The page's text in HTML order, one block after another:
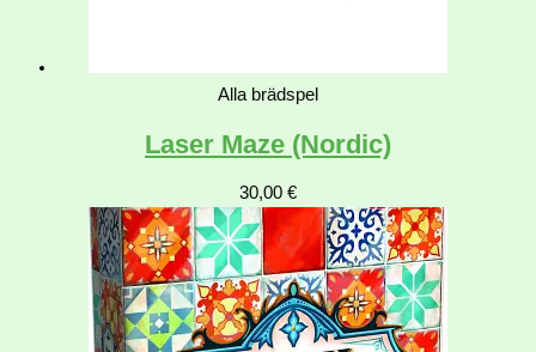
Alla brädspel
Laser Maze (Nordic)
30,00 €